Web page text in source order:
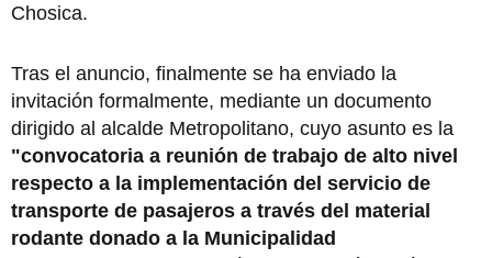
Chosica.
Tras el anuncio, finalmente se ha enviado la
invitación formalmente, mediante un documento
dirigido al alcalde Metropolitano, cuyo asunto es la
"convocatoria a reunión de trabajo de alto nivel
respecto a la implementación del servicio de
transporte de pasajeros a través del material
rodante donado a la Municipalidad